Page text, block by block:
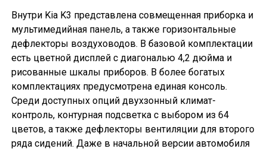
Внутри Kia K3 представлена совмещенная приборка и
мультимедийная панель, а также горизонтальные
дефлекторы воздуховодов. В базовой комплектации
есть цветной дисплей с диагональю 4,2 дюйма и
рисованные шкалы приборов. В более богатых
комплектациях предусмотрена единая консоль.
Среди доступных опций двухзонный климат-
контроль, контурная подсветка с выбором из 64
цветов, а также дефлекторы вентиляции для второго
ряда сидений. Даже в начальной версии автомобиля